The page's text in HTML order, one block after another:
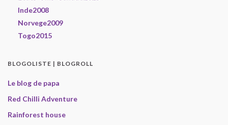
Inde2008
Norvege2009
Togo2015
BLOGOLISTE | BLOGROLL
Le blog de papa
Red Chilli Adventure
Rainforest house